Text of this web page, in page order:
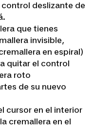
deslizante de
que tienes
invisible,
en espiral)
quitar el control
roto
de su nuevo
cursor en el interior
cremallera en el